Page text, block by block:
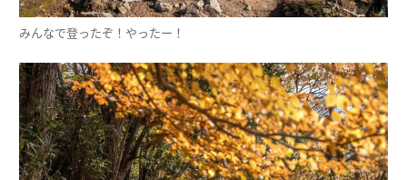
みんなで登ったぞ！やったー！